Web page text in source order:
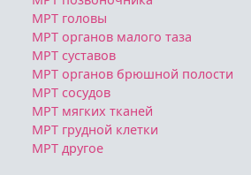
МРТ головы
МРТ органов малого таза
МРТ суставов
МРТ органов брюшной полости
МРТ сосудов
МРТ мягких тканей
МРТ грудной клетки
МРТ другое